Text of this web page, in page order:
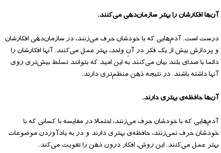
آن‌ها افکارشان را بهتر سازمان‌دهی می‌کنند.
درست است. آدم‌هایی که با خودشان حرف می‌زنند، در سازمان‌دهی افکارشان
و پردازش بیش از یک فکر در آنِ واحد، بهتر عمل می‌کنند. آنها افکارشان را
دائما با صدای بلند بیان می‌کنند به این امید که بتوانند تسلط بیش‌تری روی
آنها داشته باشند. در نتیجه ذهن منظم‌تری دارند.
آن‌ها حافظه‌ی بهتری دارند.
آدم‌هایی که با خودشان حرف می‌زنند، احتمالا در مقایسه با کسانی که با
خودشان حرف نمی‌زنند، حافظه‌ی بهتری دارند و در به یادآوردن موضوعات
بهتر عمل می‌کنند. این روش، افکار درون ذهن را تقویت می‌کند.